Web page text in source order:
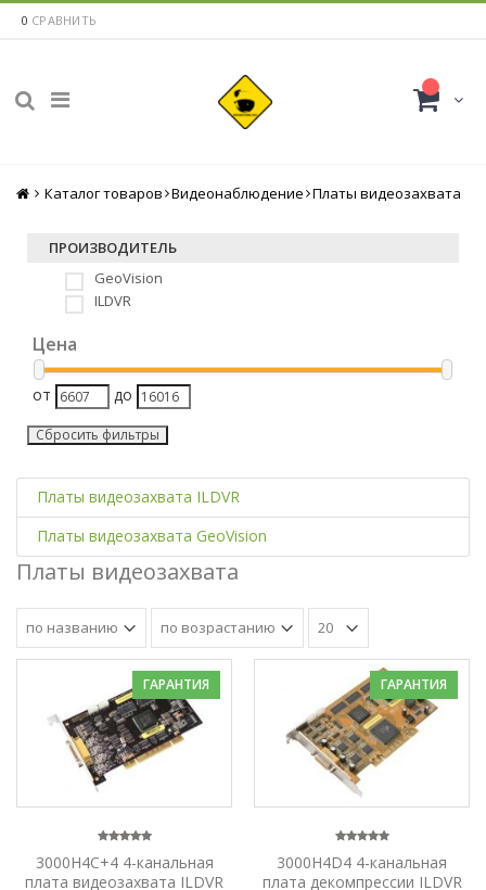
0 СРАВНИТЬ
Главная
Каталог товаров Видеонаблюдение Платы видеозахвата
ПРОИЗВОДИТЕЛЬ
GeoVision
ILDVR
Цена
от до
Сбросить фильтры
Платы видеозахвата ILDVR
Платы видеозахвата GeoVision
Платы видеозахвата
ГАРАНТИЯ
3000H4C+4 4-канальная
плата видеозахвата ILDVR
ГАРАНТИЯ
3000H4D4 4-канальная
плата декомпрессии ILDVR